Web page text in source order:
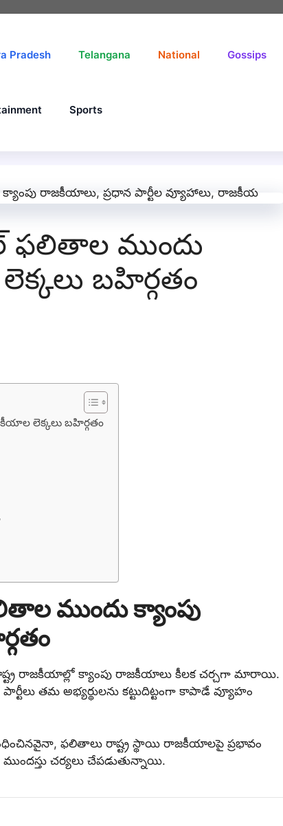
Pradesh Telangana National Gossips
Sports
ఫలితాల ముందు
బహిర్గతం
లెక్కలు బహిర్గతం
ముందు క్యాంపు
రాజకీయాల్లో క్యాంపు రాజకీయాలు కీలక చర్చగా మారాయి.
తమ అభ్యర్థులను కట్టుదిట్టంగా కాపాడే వ్యూహం
ఫలితాలు రాష్ట్ర స్థాయి రాజకీయాలపై ప్రభావం
చర్యలు చేపడుతున్నాయి.